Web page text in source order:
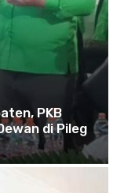
PKB
di Pileg